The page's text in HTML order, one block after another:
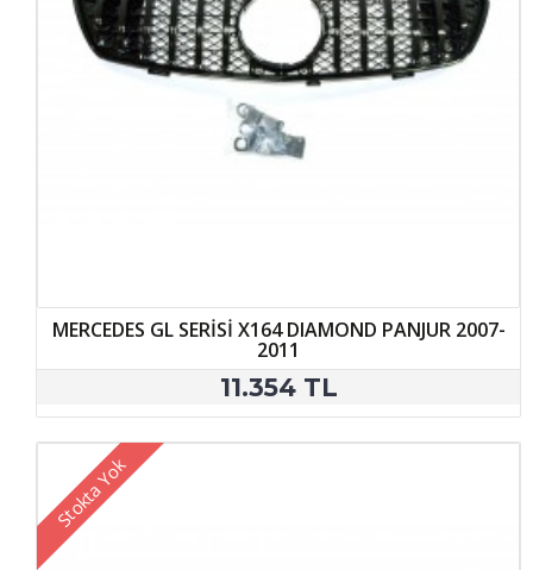
MERCEDES GL SERİSİ X164 DIAMOND PANJUR 2007-
2011
11.354 TL
Stokta Yok